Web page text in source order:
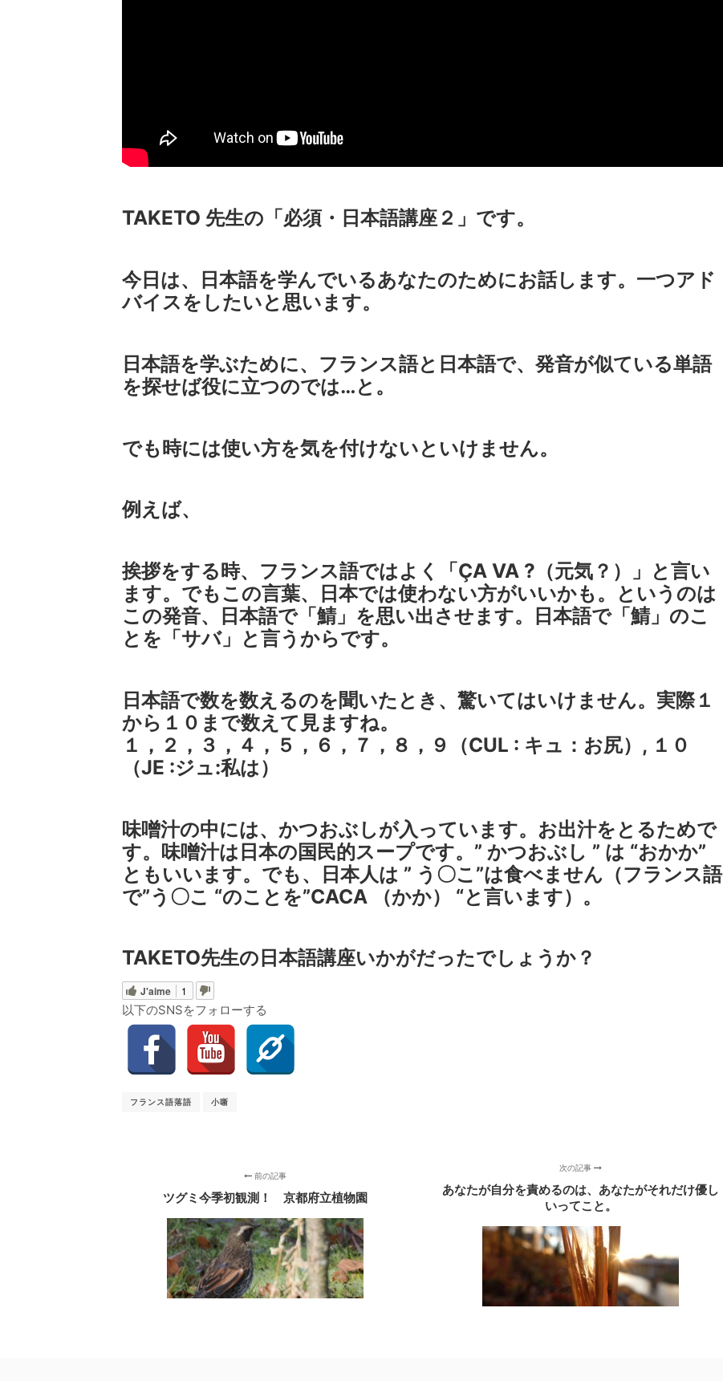
TAKETO 先生の「必須・日本語講座２」です。
今日は、日本語を学んでいるあなたのためにお話します。一つアド
バイスをしたいと思います。
日本語を学ぶために、フランス語と日本語で、発音が似ている単語
を探せば役に立つのでは…と。
でも時には使い方を気を付けないといけません。
例えば、
挨拶をする時、フランス語ではよく「ÇA VA ?（元気？）」と言い
ます。でもこの言葉、日本では使わない方がいいかも。というのは
この発音、日本語で「鯖」を思い出させます。日本語で「鯖」のこ
とを「サバ」と言うからです。
日本語で数を数えるのを聞いたとき、驚いてはいけません。実際１
から１０まで数えて見ますね。
１，２，３，４，５，６，７，８，９（CUL : キュ：お尻）, １０
（JE :ジュ:私は）
味噌汁の中には、かつおぶしが入っています。お出汁をとるためで
す。味噌汁は日本の国民的スープです。” かつおぶし ” は “おかか”
ともいいます。でも、日本人は ” う〇こ”は食べません（フランス語
で”う〇こ “のことを”CACA （かか） “と言います）。
TAKETO先生の日本語講座いかがだったでしょうか？
J'aime 1
以下のSNSをフォローする
フランス語落語 小噺
前の記事
ツグミ今季初観測！ 京都府立植物園
次の記事
あなたが自分を責めるのは、あなたがそれだけ優し
いってこと。